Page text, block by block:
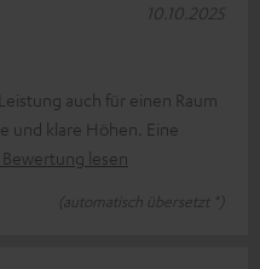
auch für einen Raum
und klare Höhen. Eine
lesen
(automatisch übersetzt *)
10.10.2025